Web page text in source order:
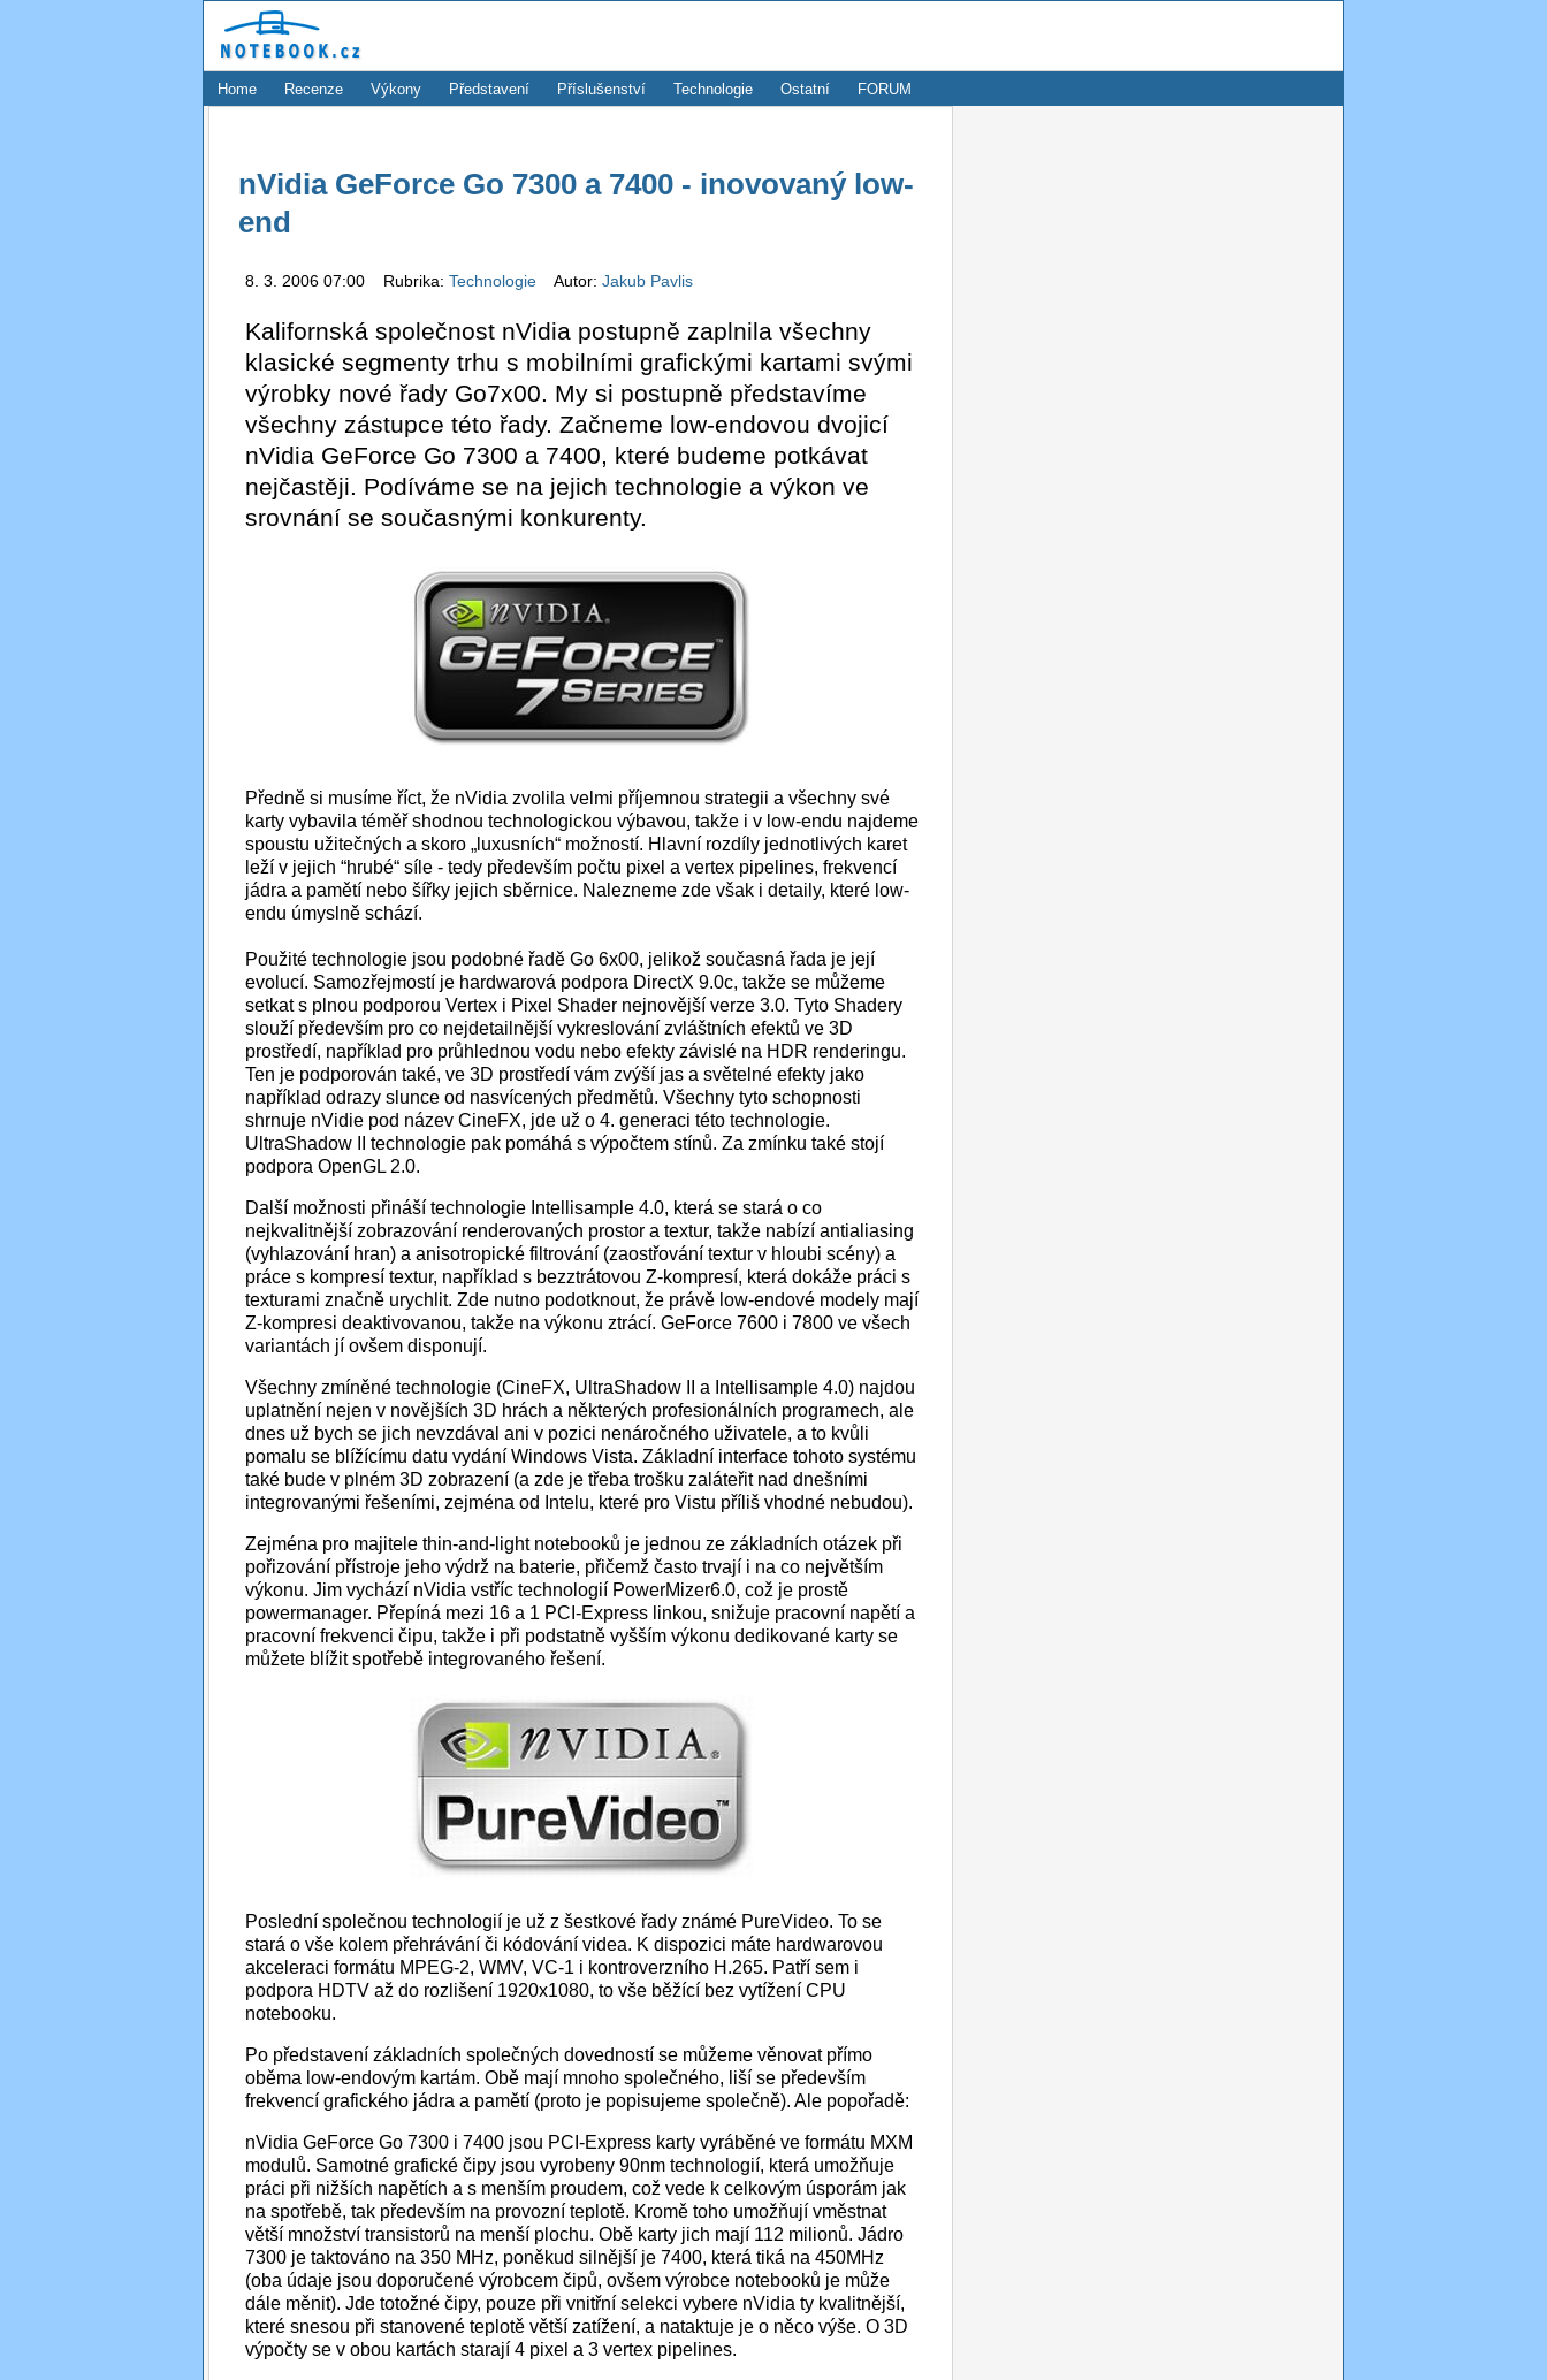
Home Recenze Výkony Představení Příslušenství Technologie Ostatní FORUM
nVidia GeForce Go 7300 a 7400 - inovovaný low-
end
8. 3. 2006 07:00 Rubrika: Technologie Autor: Jakub Pavlis
Kalifornská společnost nVidia postupně zaplnila všechny
klasické segmenty trhu s mobilními grafickými kartami svými
výrobky nové řady Go7x00. My si postupně představíme
všechny zástupce této řady. Začneme low-endovou dvojicí
nVidia GeForce Go 7300 a 7400, které budeme potkávat
nejčastěji. Podíváme se na jejich technologie a výkon ve
srovnání se současnými konkurenty.
Předně si musíme říct, že nVidia zvolila velmi příjemnou strategii a všechny své
karty vybavila téměř shodnou technologickou výbavou, takže i v low-endu najdeme
spoustu užitečných a skoro „luxusních“ možností. Hlavní rozdíly jednotlivých karet
leží v jejich “hrubé“ síle - tedy především počtu pixel a vertex pipelines, frekvencí
jádra a pamětí nebo šířky jejich sběrnice. Nalezneme zde však i detaily, které low-
endu úmyslně schází.
Použité technologie jsou podobné řadě Go 6x00, jelikož současná řada je její
evolucí. Samozřejmostí je hardwarová podpora DirectX 9.0c, takže se můžeme
setkat s plnou podporou Vertex i Pixel Shader nejnovější verze 3.0. Tyto Shadery
slouží především pro co nejdetailnější vykreslování zvláštních efektů ve 3D
prostředí, například pro průhlednou vodu nebo efekty závislé na HDR renderingu.
Ten je podporován také, ve 3D prostředí vám zvýší jas a světelné efekty jako
například odrazy slunce od nasvícených předmětů. Všechny tyto schopnosti
shrnuje nVidie pod název CineFX, jde už o 4. generaci této technologie.
UltraShadow II technologie pak pomáhá s výpočtem stínů. Za zmínku také stojí
podpora OpenGL 2.0.
Další možnosti přináší technologie Intellisample 4.0, která se stará o co
nejkvalitnější zobrazování renderovaných prostor a textur, takže nabízí antialiasing
(vyhlazování hran) a anisotropické filtrování (zaostřování textur v hloubi scény) a
práce s kompresí textur, například s bezztrátovou Z-kompresí, která dokáže práci s
texturami značně urychlit. Zde nutno podotknout, že právě low-endové modely mají
Z-kompresi deaktivovanou, takže na výkonu ztrácí. GeForce 7600 i 7800 ve všech
variantách jí ovšem disponují.
Všechny zmíněné technologie (CineFX, UltraShadow II a Intellisample 4.0) najdou
uplatnění nejen v novějších 3D hrách a některých profesionálních programech, ale
dnes už bych se jich nevzdával ani v pozici nenáročného uživatele, a to kvůli
pomalu se blížícímu datu vydání Windows Vista. Základní interface tohoto systému
také bude v plném 3D zobrazení (a zde je třeba trošku zaláteřit nad dnešními
integrovanými řešeními, zejména od Intelu, které pro Vistu příliš vhodné nebudou).
Zejména pro majitele thin-and-light notebooků je jednou ze základních otázek při
pořizování přístroje jeho výdrž na baterie, přičemž často trvají i na co největším
výkonu. Jim vychází nVidia vstříc technologií PowerMizer6.0, což je prostě
powermanager. Přepíná mezi 16 a 1 PCI-Express linkou, snižuje pracovní napětí a
pracovní frekvenci čipu, takže i při podstatně vyšším výkonu dedikované karty se
můžete blížit spotřebě integrovaného řešení.
Poslední společnou technologií je už z šestkové řady známé PureVideo. To se
stará o vše kolem přehrávání či kódování videa. K dispozici máte hardwarovou
akceleraci formátu MPEG-2, WMV, VC-1 i kontroverzního H.265. Patří sem i
podpora HDTV až do rozlišení 1920x1080, to vše běžící bez vytížení CPU
notebooku.
Po představení základních společných dovedností se můžeme věnovat přímo
oběma low-endovým kartám. Obě mají mnoho společného, liší se především
frekvencí grafického jádra a pamětí (proto je popisujeme společně). Ale popořadě:
nVidia GeForce Go 7300 i 7400 jsou PCI-Express karty vyráběné ve formátu MXM
modulů. Samotné grafické čipy jsou vyrobeny 90nm technologií, která umožňuje
práci při nižších napětích a s menším proudem, což vede k celkovým úsporám jak
na spotřebě, tak především na provozní teplotě. Kromě toho umožňují vměstnat
větší množství transistorů na menší plochu. Obě karty jich mají 112 milionů. Jádro
7300 je taktováno na 350 MHz, poněkud silnější je 7400, která tiká na 450MHz
(oba údaje jsou doporučené výrobcem čipů, ovšem výrobce notebooků je může
dále měnit). Jde totožné čipy, pouze při vnitřní selekci vybere nVidia ty kvalitnější,
které snesou při stanovené teplotě větší zatížení, a nataktuje je o něco výše. O 3D
výpočty se v obou kartách starají 4 pixel a 3 vertex pipelines.